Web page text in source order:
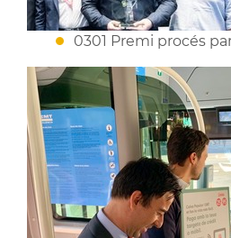
0301 Premi procés